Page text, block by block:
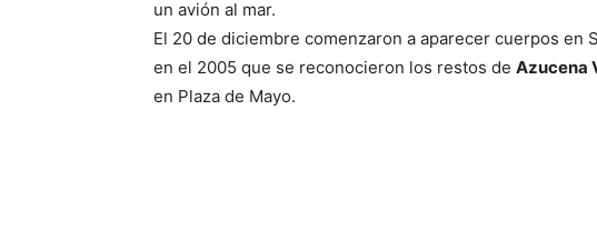
un avión al mar.
El 20 de diciembre comenzaron a aparecer cuerpos en
en el 2005 que se reconocieron los restos de Azucena
en Plaza de Mayo.